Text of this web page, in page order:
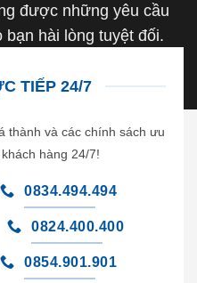
được những yêu cầu
bạn hài lòng tuyệt đối.
TIẾP 24/7
thành và các chính sách ưu
hàng 24/7!
0834.494.494
0824.400.400
0854.901.901